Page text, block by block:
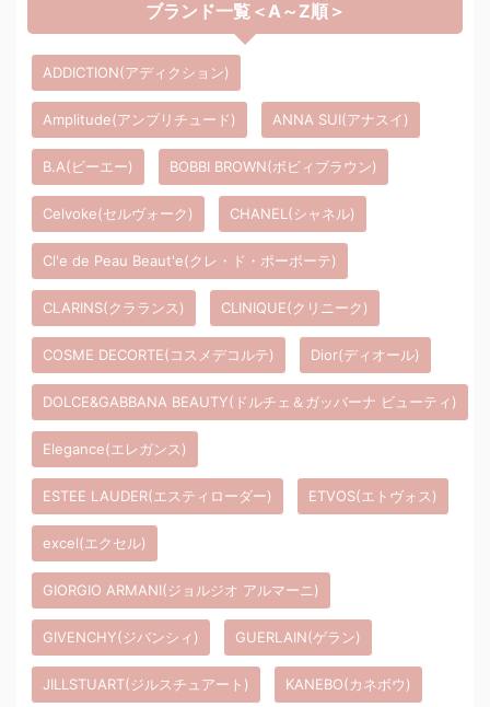
ブランド一覧＜A～Z順＞
ADDICTION(アディクション)
Amplitude(アンプリチュード) ANNA SUI(アナスイ)
B.A(ビーエー) BOBBI BROWN(ボビィブラウン)
Celvoke(セルヴォーク) CHANEL(シャネル)
Cl'e de Peau Beaut'e(クレ・ド・ポーボーテ)
CLARINS(クラランス) CLINIQUE(クリニーク)
COSME DECORTE(コスメデコルテ) Dior(ディオール)
DOLCE&GABBANA BEAUTY(ドルチェ＆ガッバーナ ビューティ)
Elegance(エレガンス)
ESTEE LAUDER(エスティローダー) ETVOS(エトヴォス)
excel(エクセル)
GIORGIO ARMANI(ジョルジオ アルマーニ)
GIVENCHY(ジバンシィ) GUERLAIN(ゲラン)
JILLSTUART(ジルスチュアート) KANEBO(カネボウ)